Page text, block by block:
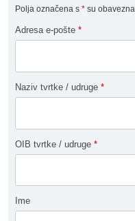
Polja označena s * su obavezna
Adresa e-pošte *
Naziv tvrtke / udruge *
OIB tvrtke / udruge *
Ime